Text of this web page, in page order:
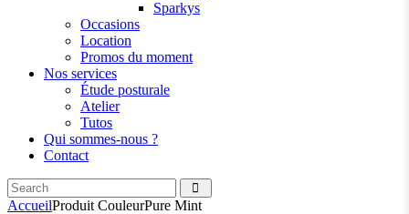
Sparkys
Occasions
Location
Promos du moment
Nos services
Étude posturale
Atelier
Tutos
Qui sommes-nous ?
Contact
Search
facebook
instagramm
AccueilProduit CouleurPure Mint